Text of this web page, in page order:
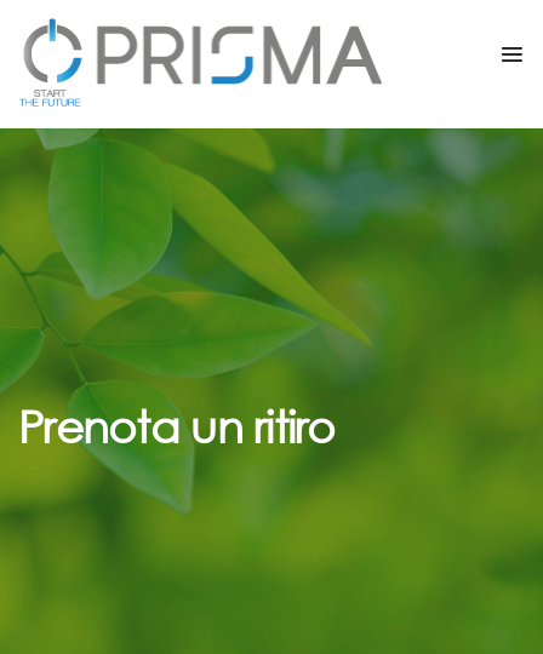
Prenota un ritiro